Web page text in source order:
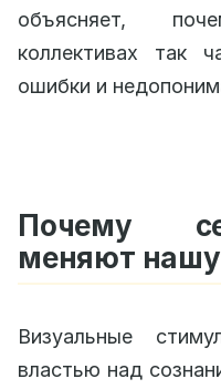
объясняет,
коллективах так
ошибки и
Почему
меняют
Визуальные
властью над